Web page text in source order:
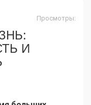
Просмотры:
И